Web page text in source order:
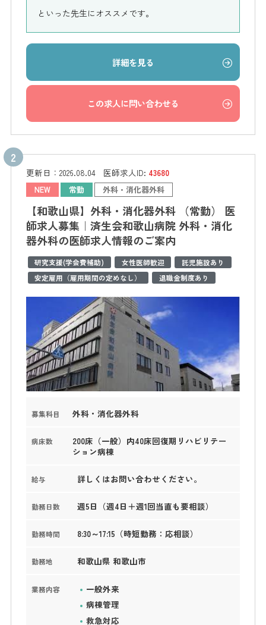
といった先生にオススメです。
詳細を見る
この求人に問い合わせる
更新日： 2026.08.04 医師求人ID: 43680
NEW 常勤 外科・消化器外科
【和歌山県】外科・消化器外科 （常勤） 医
師求人募集｜済生会和歌山病院 外科・消化
器外科の医師求人情報のご案内
研究支援(学会費補助) 女性医師歓迎
託児施設あり
安定雇用（雇用期間の定めなし）
退職金制度あり
募集科目 外科・消化器外科
病床数
200床（一般）内40床回復期リハビリテー
ション病棟
給与 詳しくはお問い合わせください。
勤務日数 週5日（週4日＋週1回当直も要相談）
勤務時間 8:30～17:15（時短勤務：応相談）
勤務地 和歌山県 和歌山市
業務内容
一般外来
病棟管理
救急対応